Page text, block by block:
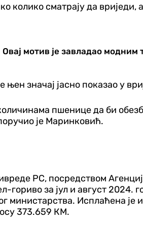
колико сматрају да
Овај мотив је завладао модним
значај јасно показао у
пшенице да би
је Маринковић.
РС, посредством
гориво за јул и август
министарства. Исплаћена
373.659 КМ.